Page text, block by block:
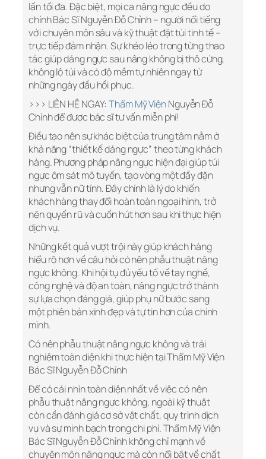
lấn tối đa. Đặc biệt, mọi ca nâng ngực đều do
chính Bác Sĩ Nguyễn Đỗ Chỉnh – người nổi tiếng
với chuyên môn sâu và kỹ thuật đặt túi tinh tế –
trực tiếp đảm nhận. Sự khéo léo trong từng thao
tác giúp dáng ngực sau nâng không bị thô cứng,
không lộ túi và có độ mềm tự nhiên ngay từ
những ngày đầu hồi phục.
>>> LIÊN HỆ NGAY:Thẩm Mỹ ViệnNguyễn Đỗ
Chỉnh để được bác sĩ tư vấn miễn phí!
Điều tạo nên sự khác biệt của trung tâm nằm ở
khả năng “thiết kế dáng ngực” theo từng khách
hàng. Phương pháp nâng ngực hiện đại giúp túi
ngực ôm sát mô tuyến, tạo vòng một đầy đặn
nhưng vẫn nữ tính. Đây chính là lý do khiến
khách hàng thay đổi hoàn toàn ngoại hình, trở
nên quyến rũ và cuốn hút hơn sau khi thực hiện
dịch vụ.
Những kết quả vượt trội này giúp khách hàng
hiểu rõ hơn về câu hỏi có nên phẫu thuật nâng
ngực không. Khi hội tụ đủ yếu tố về tay nghề,
công nghệ và độ an toàn, nâng ngực trở thành
sự lựa chọn đáng giá, giúp phụ nữ bước sang
một phiên bản xinh đẹp và tự tin hơn của chính
mình.
Có nên phẫu thuật nâng ngực không và trải
nghiệm toàn diện khi thực hiện tại Thẩm Mỹ Viện
Bác Sĩ Nguyễn Đỗ Chỉnh
Để có cái nhìn toàn diện nhất về việc có nên
phẫu thuật nâng ngực không, ngoài kỹ thuật
còn cần đánh giá cơ sở vật chất, quy trình dịch
vụ và sự minh bạch trong chi phí. Thẩm Mỹ Viện
Bác Sĩ Nguyễn Đỗ Chỉnh không chỉ mạnh về
chuyên môn nâng ngực mà còn nổi bật về chất